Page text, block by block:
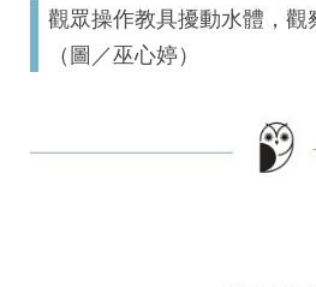
觀眾操作教具擾動水體，觀
（圖／巫心婷）